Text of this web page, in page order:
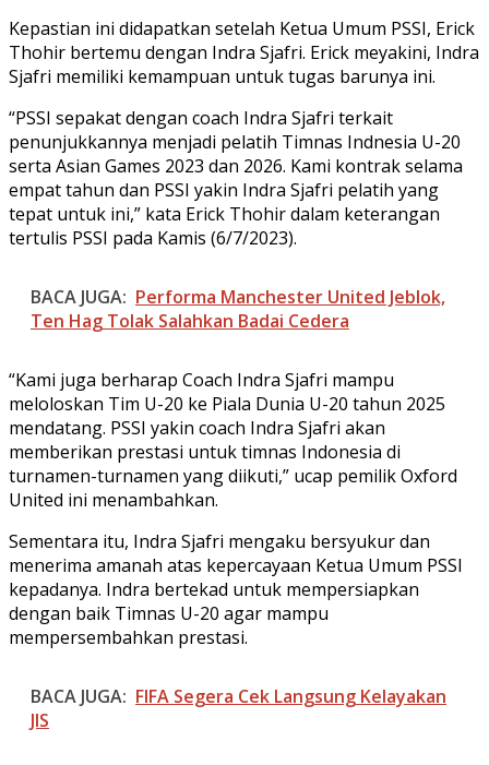
Kepastian ini didapatkan setelah Ketua Umum PSSI, Erick
Thohir bertemu dengan Indra Sjafri. Erick meyakini, Indra
Sjafri memiliki kemampuan untuk tugas barunya ini.
“PSSI sepakat dengan coach Indra Sjafri terkait
penunjukkannya menjadi pelatih Timnas Indnesia U-20
serta Asian Games 2023 dan 2026. Kami kontrak selama
empat tahun dan PSSI yakin Indra Sjafri pelatih yang
tepat untuk ini,” kata Erick Thohir dalam keterangan
tertulis PSSI pada Kamis (6/7/2023).
BACA JUGA: Performa Manchester United Jeblok,
Ten Hag Tolak Salahkan Badai Cedera
“Kami juga berharap Coach Indra Sjafri mampu
meloloskan Tim U-20 ke Piala Dunia U-20 tahun 2025
mendatang. PSSI yakin coach Indra Sjafri akan
memberikan prestasi untuk timnas Indonesia di
turnamen-turnamen yang diikuti,” ucap pemilik Oxford
United ini menambahkan.
Sementara itu, Indra Sjafri mengaku bersyukur dan
menerima amanah atas kepercayaan Ketua Umum PSSI
kepadanya. Indra bertekad untuk mempersiapkan
dengan baik Timnas U-20 agar mampu
mempersembahkan prestasi.
BACA JUGA: FIFA Segera Cek Langsung Kelayakan
JIS